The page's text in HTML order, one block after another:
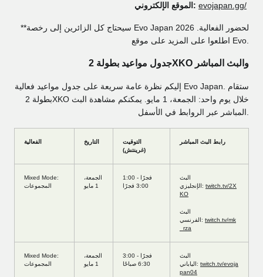
الموقع الإلكتروني: evojapan.gg/
**سيحتاج كل الزائرين إلى رخصة Evo Japan 2026 لحضور الفعالية.
اطلعوا على المزيد على موقع Evo.
جدول مواعيد بطولة 2XKO والبث المباشر
إليكم نظرة عامة سريعة على جدول مواعيد فعالية Evo Japan. ستقام
بطولة 2XKO خلال يوم واحد: الجمعة، 1 مايو. يمكنكم مشاهدة البث
الفعالية التاريخ
التوقيت
(غرينتش)
رابط البث المباشر
Mixed Mode:
المجموعات
الجمعة،
1 مايو
1:00 فجرًا -
3:00 فجرًا
البث
الإنجليزي: twitch.tv/2X
KO
البث
الفرنسي: twitch.tv/mk
_rza
Mixed Mode:
المجموعات
الجمعة،
1 مايو
3:00 فجرًا -
6:30 صباحًا
البث
الياباني: twitch.tv/evoja
pan04